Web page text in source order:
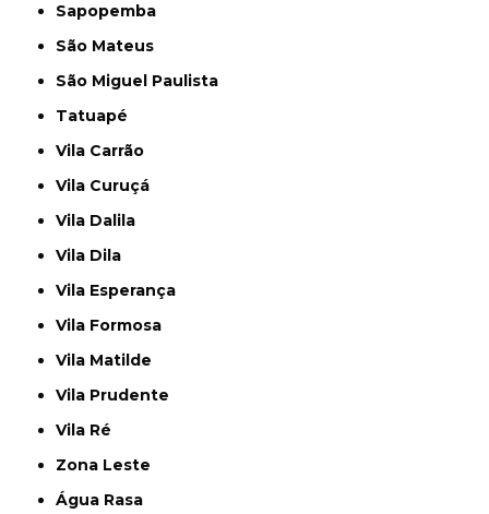
Sapopemba
São Mateus
São Miguel Paulista
Tatuapé
Vila Carrão
Vila Curuçá
Vila Dalila
Vila Dila
Vila Esperança
Vila Formosa
Vila Matilde
Vila Prudente
Vila Ré
Zona Leste
Água Rasa